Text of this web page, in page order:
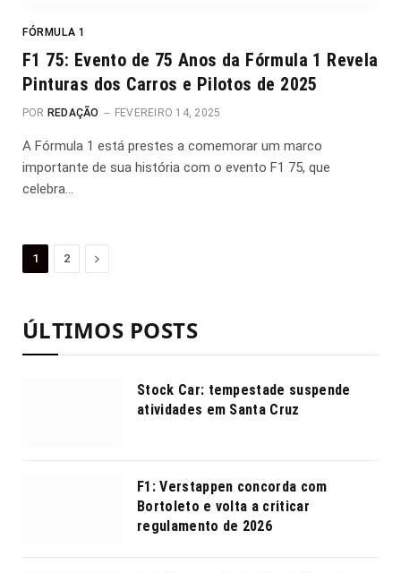
FÓRMULA 1
F1 75: Evento de 75 Anos da Fórmula 1 Revela
Pinturas dos Carros e Pilotos de 2025
POR REDAÇÃO FEVEREIRO 14, 2025
A Fórmula 1 está prestes a comemorar um marco
importante de sua história com o evento F1 75, que
celebra…
1 2 Proximo
ÚLTIMOS POSTS
Stock Car: tempestade suspende
atividades em Santa Cruz
F1: Verstappen concorda com
Bortoleto e volta a criticar
regulamento de 2026